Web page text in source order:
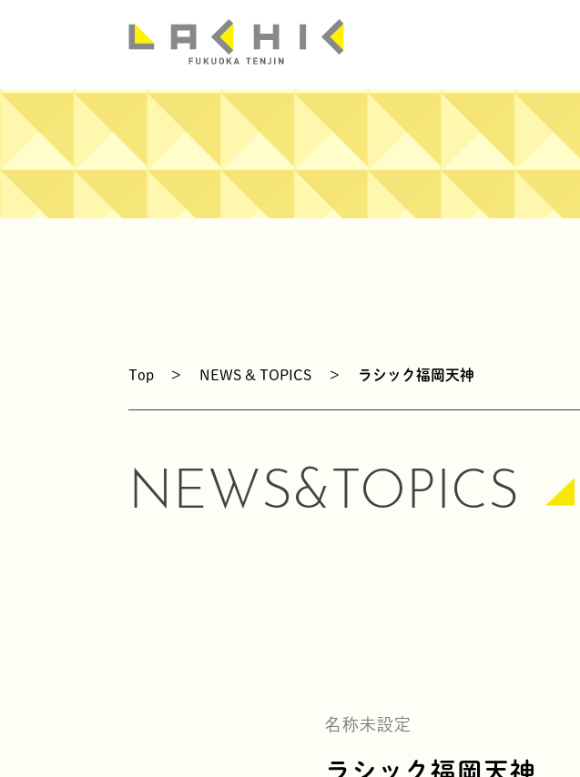
Top > NEWS & TOPICS > ラシック福岡天神
NEWS&TOPICS
名称未設定
ラシック福岡天神